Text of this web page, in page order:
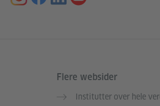
Flere websider
Institutter over hele